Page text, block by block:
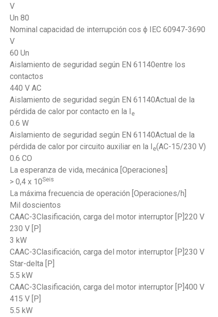
V
Un 80
Nominal capacidad de interrupción cos ϕ IEC 60947-3690
V
60 Un
Aislamiento de seguridad según EN 61140entre los
contactos
440 V AC
Aislamiento de seguridad según EN 61140Actual de la
pérdida de calor por contacto en la I
e
0.6 W
Aislamiento de seguridad según EN 61140Actual de la
pérdida de calor por circuito auxiliar en la I
e(AC-15/230 V)
0.6 CO
La esperanza de vida, mecánica [Operaciones]
> 0,4 x 10Seis
La máxima frecuencia de operación [Operaciones/h]
Mil doscientos
CAAC-3Clasificación, carga del motor interruptor [P]220 V
230 V [P]
3 kW
CAAC-3Clasificación, carga del motor interruptor [P]230 V
Star-delta [P]
5.5 kW
CAAC-3Clasificación, carga del motor interruptor [P]400 V
415 V [P]
5.5 kW